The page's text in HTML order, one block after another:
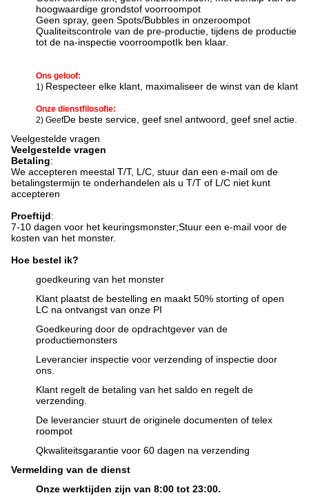
hoogwaardige grondstof voorroompot
Geen spray, geen Spots/Bubbles in onzeroompot
Qualiteitscontrole van de pre-productie, tijdens de productie
tot de na-inspectie voorroompotIk ben klaar.
Ons geloof:
1) Respecteer elke klant, maximaliseer de winst van de klant
Onze dienstfilosofie:
2) GeefDe beste service, geef snel antwoord, geef snel actie.
Veelgestelde vragen
Veelgestelde vragen
Betaling:
We accepteren meestal T/T, L/C, stuur dan een e-mail om de
betalingstermijn te onderhandelen als u T/T of L/C niet kunt
accepteren
Proeftijd:
7-10 dagen voor het keuringsmonster;Stuur een e-mail voor de
kosten van het monster.
Hoe bestel ik?
goedkeuring van het monster
Klant plaatst de bestelling en maakt 50% storting of open
LC na ontvangst van onze PI
Goedkeuring door de opdrachtgever van de
productiemonsters
Leverancier inspectie voor verzending of inspectie door
ons.
Klant regelt de betaling van het saldo en regelt de
verzending.
De leverancier stuurt de originele documenten of telex
roompot
Qkwaliteitsgarantie voor 60 dagen na verzending
Vermelding van de dienst
Onze werktijden zijn van 8:00 tot 23:00.